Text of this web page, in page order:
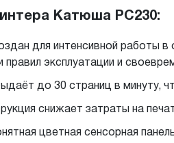
Катюша PC230:
для интенсивной работы
эксплуатации и
до 30 страниц в минуту,
снижает затраты на
цветная сенсорная